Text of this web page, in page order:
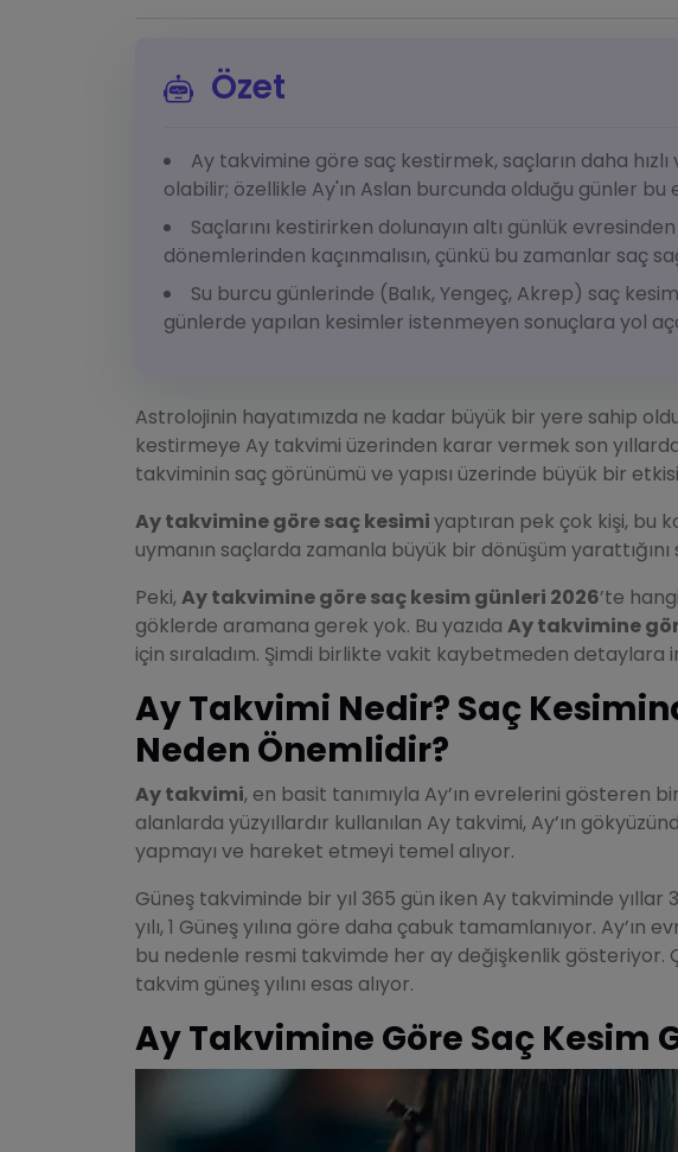
Özet
Ay takvimine göre saç kestirmek, saçların daha hızlı
olabilir; özellikle Ay'ın Aslan burcunda olduğu günler bu
Saçlarını kestirirken dolunayın altı günlük
dönemlerinden kaçınmalısın, çünkü bu zamanlar saç
Su burcu günlerinde (Balık, Yengeç, Akrep) saç
günlerde yapılan kesimler istenmeyen sonuçlara yol
Astrolojinin hayatımızda ne kadar büyük bir yere sahip
kestirmeye Ay takvimi üzerinden karar vermek son
takviminin saç görünümü ve yapısı üzerinde büyük bir
Ay takvimine göre saç kesimiyaptıran pek çok kişi, bu
uymanın saçlarda zamanla büyük bir dönüşüm yarattığını
Peki,Ay takvimine göre saç kesim günleri 2026’te
göklerde aramana gerek yok. Bu yazıda Ay takvimine
için sıraladım. Şimdi birlikte vakit kaybetmeden detaylara
Ay Takvimi Nedir? Saç
Neden Önemlidir?
Ay takvimi, en basit tanımıyla Ay’ın evrelerini gösteren
alanlarda yüzyıllardır kullanılan Ay takvimi, Ay’ın
yapmayı ve hareket etmeyi temel alıyor.
Güneş takviminde bir yıl 365 gün iken Ay takviminde yıllar
yılı, 1 Güneş yılına göre daha çabuk tamamlanıyor. Ay’ın
bu nedenle resmi takvimde her ay değişkenlik gösteriyor.
takvim güneş yılını esas alıyor.
Ay Takvimine Göre Saç Kesim